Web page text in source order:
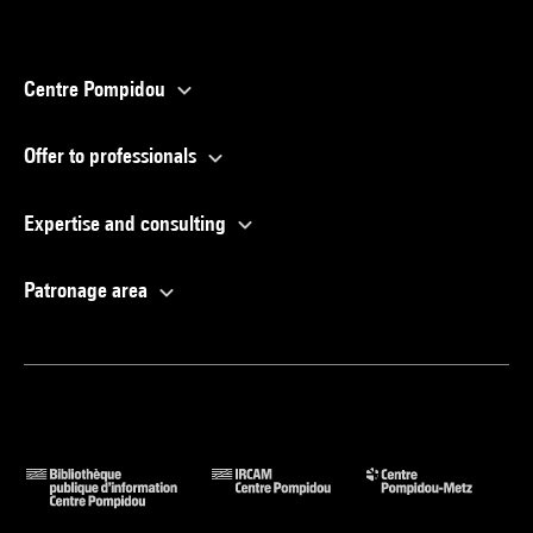
Centre Pompidou
Offer to professionals
Expertise and consulting
Patronage area